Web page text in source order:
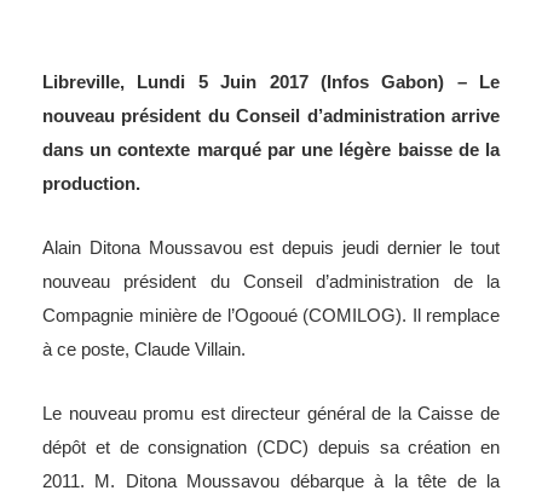
Libreville, Lundi 5 Juin 2017 (Infos Gabon) – Le
nouveau président du Conseil d’administration arrive
dans un contexte marqué par une légère baisse de la
production.
Alain Ditona Moussavou est depuis jeudi dernier le tout
nouveau président du Conseil d’administration de la
Compagnie minière de l’Ogooué (COMILOG). Il remplace
à ce poste, Claude Villain.
Le nouveau promu est directeur général de la Caisse de
dépôt et de consignation (CDC) depuis sa création en
2011. M. Ditona Moussavou débarque à la tête de la